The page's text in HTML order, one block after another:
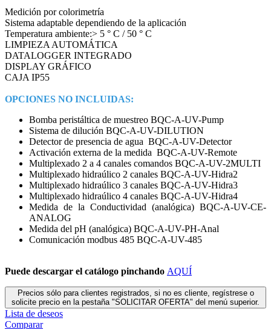
Medición por colorimetría
Sistema adaptable dependiendo de la aplicación
Temperatura ambiente:> 5 ° C / 50 ° C
LIMPIEZA AUTOMÁTICA
DATALOGGER INTEGRADO
DISPLAY GRÁFICO
CAJA IP55
OPCIONES NO INCLUIDAS:
Bomba peristáltica de muestreo BQC-A-UV-Pump
Sistema de dilución BQC-A-UV-DILUTION
Detector de presencia de agua BQC-A-UV-Detector
Activación externa de la medida BQC-A-UV-Remote
Multiplexado 2 a 4 canales comandos BQC-A-UV-2MULTI
Multiplexado hidraúlico 2 canales BQC-A-UV-Hidra2
Multiplexado hidraúlico 3 canales BQC-A-UV-Hidra3
Multiplexado hidraúlico 4 canales BQC-A-UV-Hidra4
Medida de la Conductividad (analógica) BQC-A-UV-CE-
ANALOG
Medida del pH (analógica) BQC-A-UV-PH-Anal
Comunicación modbus 485 BQC-A-UV-485
Puede descargar el catálogo pinchando AQUÍ
Precios sólo para clientes registrados, si no es cliente, regístrese o
solicite precio en la pestaña "SOLICITAR OFERTA" del menú superior.
Lista de deseos
Comparar